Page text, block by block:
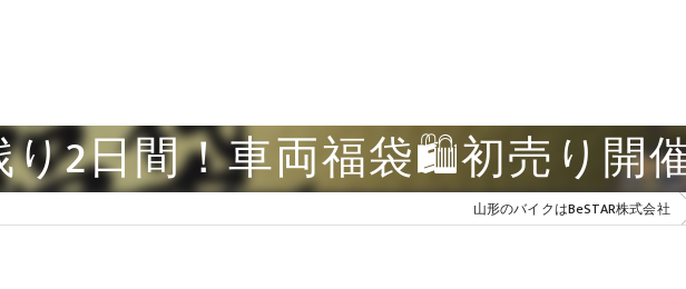
り2日間！車両福袋🛍️初売り開
山形のバイクはBeSTAR株式会社